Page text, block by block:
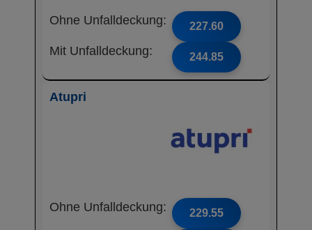
Ohne Unfalldeckung: 227.60
Mit Unfalldeckung: 244.85
Atupri
Ohne Unfalldeckung: 229.55